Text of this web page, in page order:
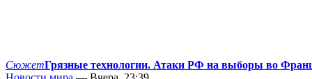
СюжетГрязные технологии. Атаки РФ на выборы во